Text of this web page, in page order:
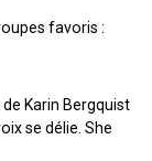
SOCIÉTÉ
favoris :
Karin Bergquist
se délie. She